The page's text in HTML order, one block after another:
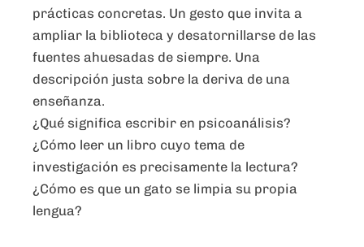
prácticas concretas. Un gesto que invita a
ampliar la biblioteca y desatornillarse de las
fuentes ahuesadas de siempre. Una
descripción justa sobre la deriva de una
enseñanza.
¿Qué significa escribir en psicoanálisis?
¿Cómo leer un libro cuyo tema de
investigación es precisamente la lectura?
¿Cómo es que un gato se limpia su propia
lengua?